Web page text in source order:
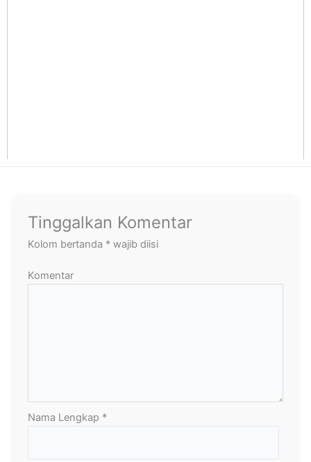
Tinggalkan Komentar
Kolom bertanda * wajib diisi
Komentar
Nama Lengkap *